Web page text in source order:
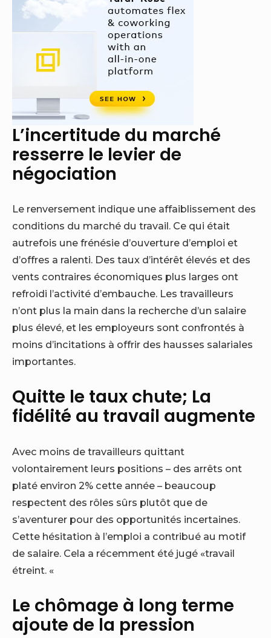
L’incertitude du marché
resserre le levier de
négociation
Le renversement indique une affaiblissement des
conditions du marché du travail. Ce qui était
autrefois une frénésie d’ouverture d’emploi et
d’offres a ralenti. Des taux d’intérêt élevés et des
vents contraires économiques plus larges ont
refroidi l’activité d’embauche. Les travailleurs
n’ont plus la main dans la recherche d’un salaire
plus élevé, et les employeurs sont confrontés à
moins d’incitations à offrir des hausses salariales
importantes.
Quitte le taux chute; La
fidélité au travail augmente
Avec moins de travailleurs quittant
volontairement leurs positions – des arrêts ont
platé environ 2% cette année – beaucoup
respectent des rôles sûrs plutôt que de
s’aventurer pour des opportunités incertaines.
Cette hésitation à l’emploi a contribué au motif
de salaire. Cela a récemment été jugé «travail
étreint. «
Le chômage à long terme
ajoute de la pression